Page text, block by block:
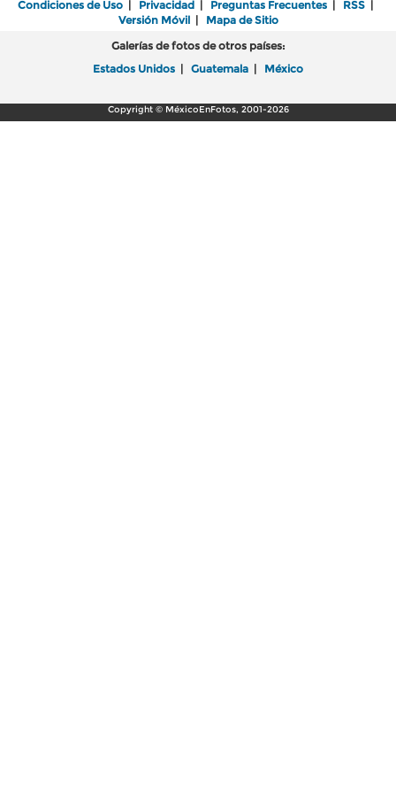
Condiciones de Uso | Privacidad | Preguntas Frecuentes | RSS |
Versión Móvil| Mapa de Sitio
Galerías de fotos de otros países:
Estados Unidos | Guatemala | México
Copyright © MéxicoEnFotos, 2001-2026